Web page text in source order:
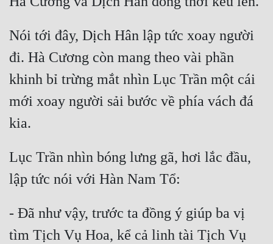
Nói tới đây, Dịch Hân lập tức xoay người
đi. Hà Cương còn mang theo vài phần
khinh bỉ trừng mắt nhìn Lục Trần một cái
mới xoay người sải bước về phía vách đá
Lục Trần nhìn bóng lưng gã, hơi lắc đầu,
- Đã như vậy, trước ta đồng ý giúp ba vị
tìm Tịch Vụ Hoa, kể cả linh tài Tịch Vụ